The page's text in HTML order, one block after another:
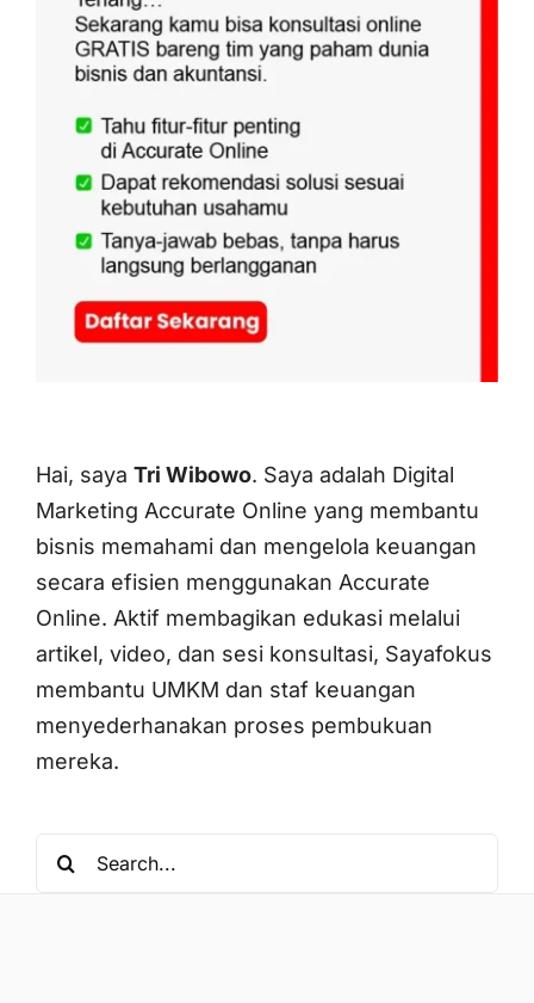
Hai, saya Tri Wibowo. Saya adalah Digital
Marketing Accurate Online yang membantu
bisnis memahami dan mengelola keuangan
secara efisien menggunakan Accurate
Online. Aktif membagikan edukasi melalui
artikel, video, dan sesi konsultasi, Sayafokus
membantu UMKM dan staf keuangan
menyederhanakan proses pembukuan
mereka.
Search